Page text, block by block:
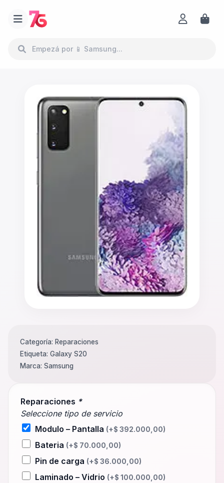
Reparaciones *
Seleccione tipo de servicio
Modulo – Pantalla (+$ 392.000,00)
Bateria (+$ 70.000,00)
Pin de carga (+$ 36.000,00)
Laminado – Vidrio (+$ 100.000,00)
Categoría: Reparaciones
Etiqueta: Galaxy S20
Marca: Samsung